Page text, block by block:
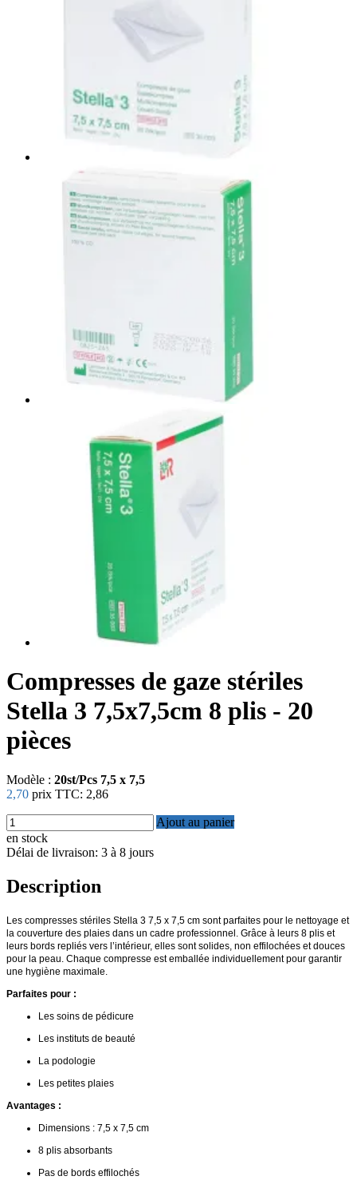
Compresses de gaze stériles
Stella 3 7,5x7,5cm 8 plis - 20
pièces
Modèle : 20st/Pcs 7,5 x 7,5
2,70 prix TTC: 2,86
Ajout au panier
en stock
Délai de livraison: 3 à 8 jours
Description
Les compresses stériles Stella 3 7,5 x 7,5 cm sont parfaites pour le nettoyage et
la couverture des plaies dans un cadre professionnel. Grâce à leurs 8 plis et
leurs bords repliés vers l’intérieur, elles sont solides, non effilochées et douces
pour la peau. Chaque compresse est emballée individuellement pour garantir
une hygiène maximale.
Parfaites pour :
Les soins de pédicure
Les instituts de beauté
La podologie
Les petites plaies
Avantages :
Dimensions : 7,5 x 7,5 cm
8 plis absorbants
Pas de bords effilochés